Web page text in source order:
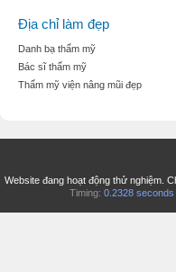
Địa chỉ làm đẹp
Danh bạ thẩm mỹ
Bác sĩ thẩm mỹ
Thẩm mỹ viện nâng mũi đẹp
Website đang hoạt động thử nghiệm.
Timing: 0.2328 seconds